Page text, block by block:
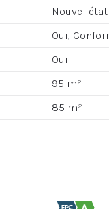
Nouvel état
Oui,
Oui
95 m²
85 m²